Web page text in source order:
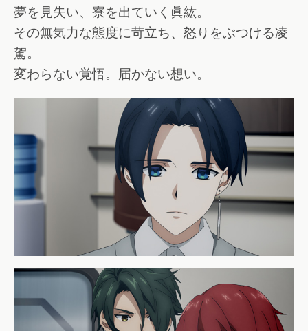
夢を見失い、寮を出ていく眞紘。
その無気力な態度に苛立ち、怒りをぶつける凌
駕。
変わらない覚悟。届かない想い。